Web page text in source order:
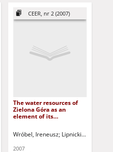
- red.
CEER, nr 2 (2007)
The water resources of
Zielona Góra as an
element of its
wodne Zielonej Góry
zrównoważonego rozwoju
Wróbel, Ireneusz Lipnicki, Zygmunt
2007